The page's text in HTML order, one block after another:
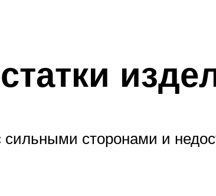
сторонами и